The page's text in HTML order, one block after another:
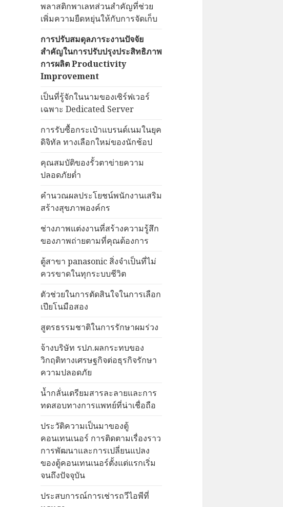
พลาสติกพาเลทส่วนสำคัญที่ช่วย
เพิ่มความยืดหยุ่นให้กับการจัดเก็บ
การปรับสมดุลภาระงานปัจจัย
สำคัญในการปรับปรุงประสิทธิภาพ
การผลิต Productivity
Improvement
เป็นที่รู้จักในนามของเซิร์ฟเวอร์
เฉพาะ Dedicated Server
การรับซื้อกระเป๋าแบรนด์เนมในยุค
ดิจิทัล ทางเลือกใหม่ของนักช้อป
คุณสมบัติของรั้วตาข่ายความ
ปลอดภัยต่ำ
คำนวณผลประโยชน์พนักงานเสริม
สร้างสุขภาพองค์กร
ช่างภาพแต่งงานที่สร้างความรู้สึก
ของภาพถ่ายตามที่คุณต้องการ
ตู้สาขา panasonic สิ่งจำเป็นที่ไม่
ควรขาดในทุกระบบชีวิต
ตัวช่วยในการตัดสินใจในการเลือก
เปียโนมือสอง
สูตรธรรมชาติในการรักษาผมร่วง
จ้างบริษัท รปภ.ผลกระทบของ
วิกฤติทางเศรษฐกิจต่อธุรกิจรักษา
ความปลอดภัย
น้ำกลั่นเตรียมสารละลายและการ
ทดสอบทางการแพทย์ที่น่าเชื่อถือ
ประวัติความเป็นมาของตู้
คอนเทนเนอร์ การติดตามเรื่องราว
การพัฒนาและการเปลี่ยนแปลง
ของตู้คอนเทนเนอร์ตั้งแต่แรกเริ่ม
จนถึงปัจจุบัน
ประสบการณ์การเช่ารถวีไอพีที่